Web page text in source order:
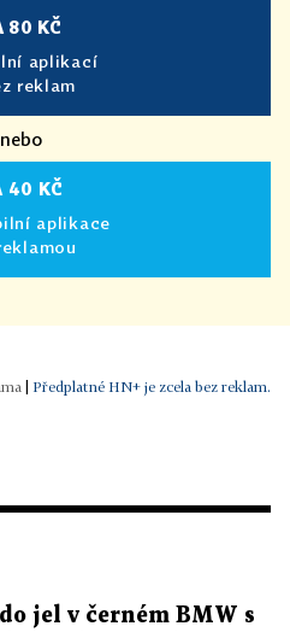
80 KČ
aplikací
reklam
nebo
40 KČ
aplikace
| Předplatné HN+ je zcela bez reklam.
jel v černém BMW s